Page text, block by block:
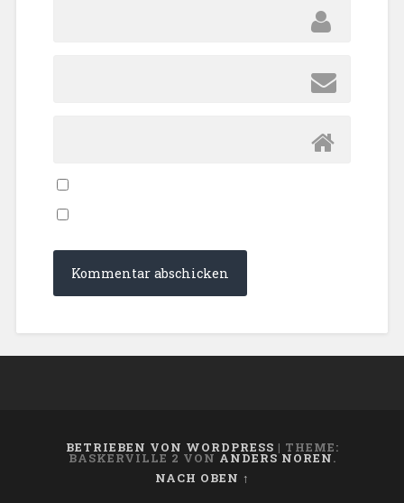
BETRIEBEN VON WORDPRESS | THEME:
BASKERVILLE 2 VON ANDERS NOREN.
NACH OBEN ↑